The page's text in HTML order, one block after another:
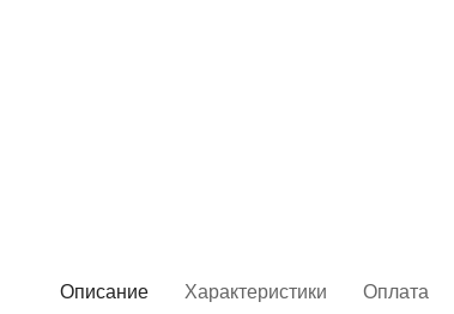
Описание Характеристики Оплата